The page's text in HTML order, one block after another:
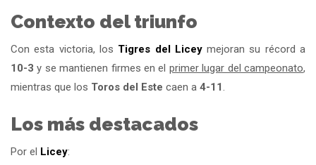
Contexto del triunfo
Con esta victoria, los Tigres del Liceymejoran su récord a
10-3 y se mantienen firmes en el primer lugar del campeonato,
mientras que los Toros del Este caen a 4-11
Los más destacados
Por el Licey: